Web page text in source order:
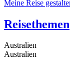
Meine Reise
Reisethemen
Australien
Australien